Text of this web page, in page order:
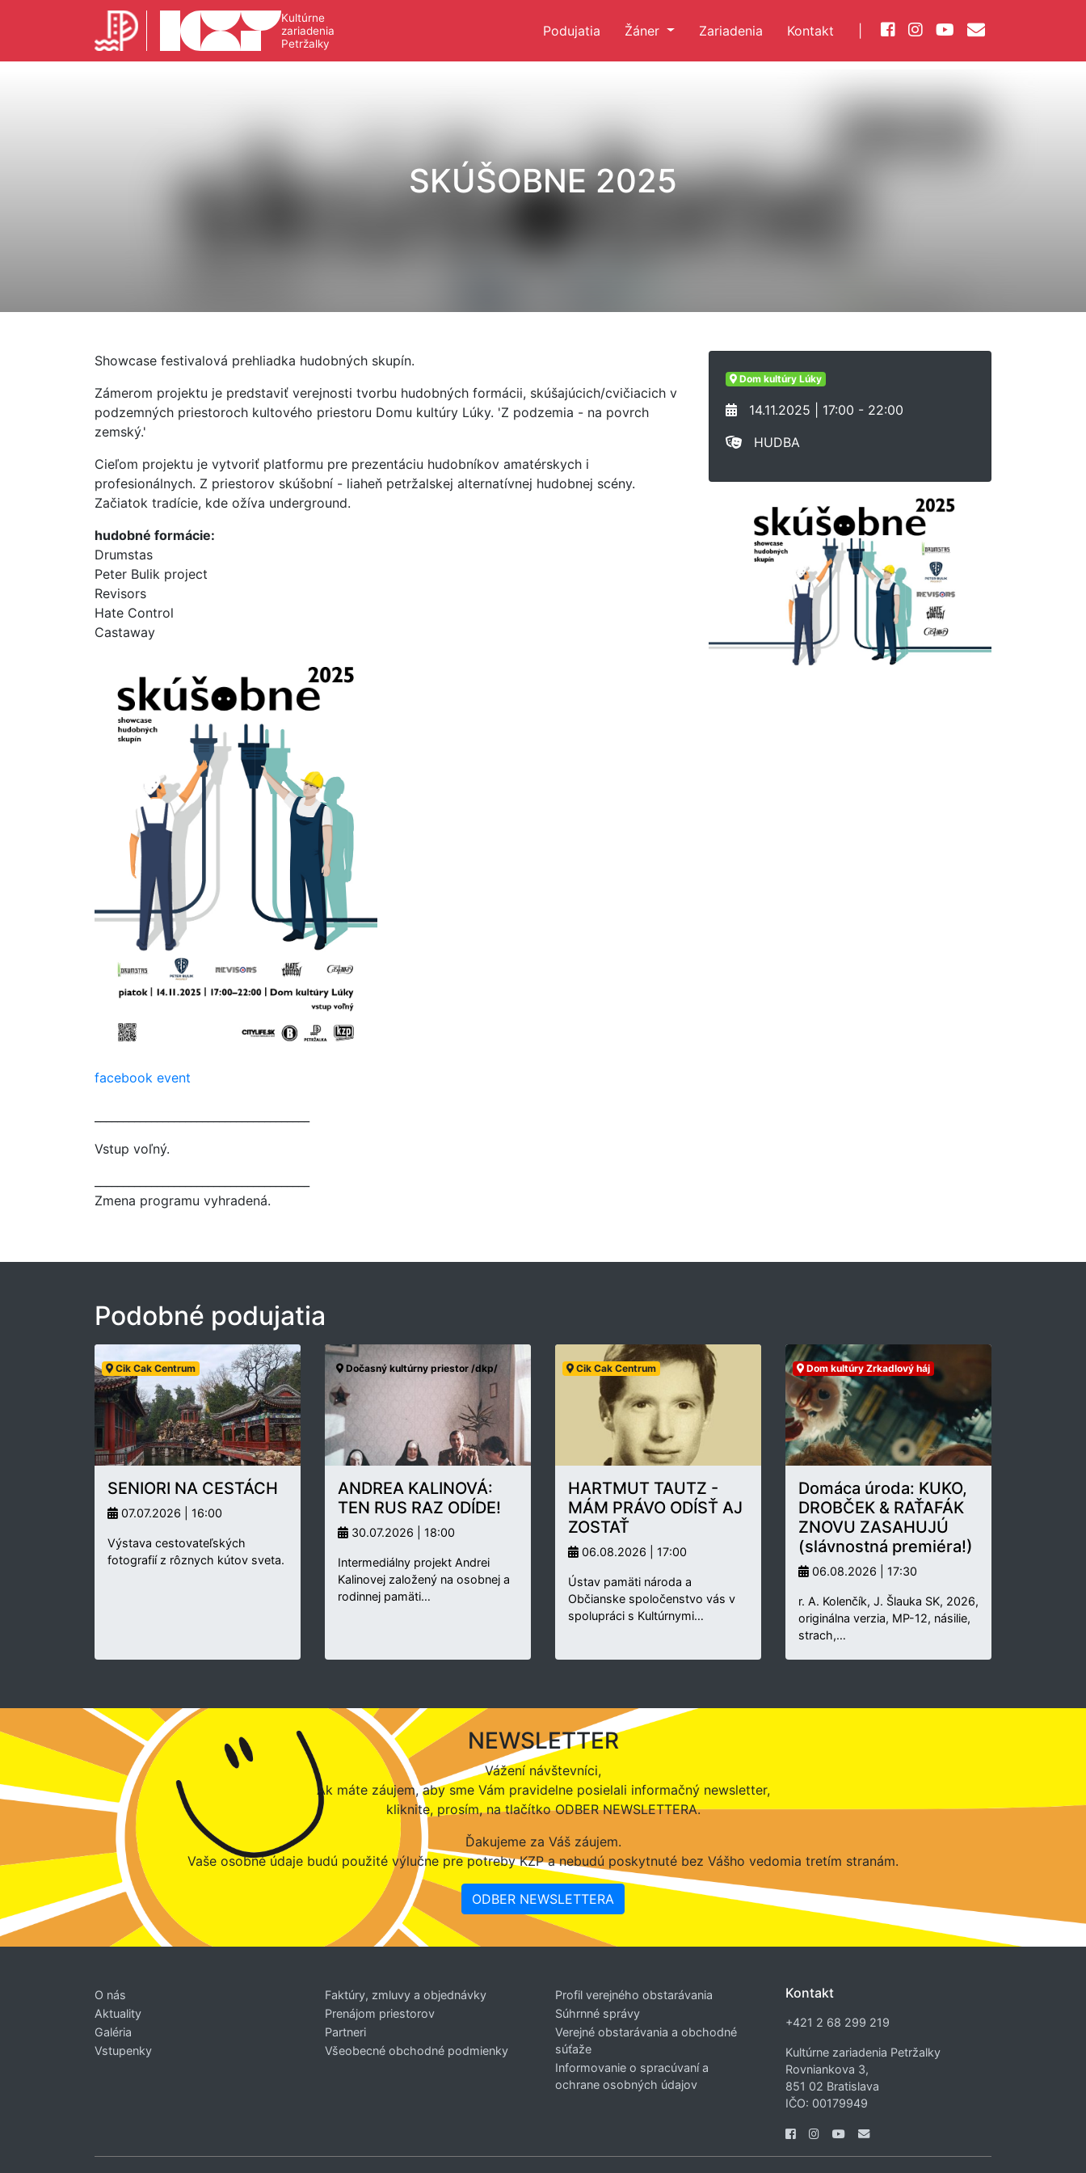
Kultúrne
zariadenia
Petržalky
Podujatia Žáner Zariadenia Kontakt
SKÚŠOBNE 2025
Showcase festivalová prehliadka hudobných skupín.
Zámerom projektu je predstaviť verejnosti tvorbu hudobných formácii, skúšajúcich/cvičiacich v
podzemných priestoroch kultového priestoru Domu kultúry Lúky. 'Z podzemia - na povrch
zemský.'
Cieľom projektu je vytvoriť platformu pre prezentáciu hudobníkov amatérskych i
profesionálnych. Z priestorov skúšobní - liaheň petržalskej alternatívnej hudobnej scény.
Začiatok tradície, kde ožíva underground.
hudobné formácie:
Drumstas
Peter Bulik project
Revisors
Hate Control
Castaway
facebook event
Vstup voľný.
Zmena programu vyhradená.
Dom kultúry Lúky
14.11.2025 | 17:00 - 22:00
HUDBA
Podobné podujatia
Cik Cak Centrum
SENIORI NA CESTÁCH
07.07.2026 | 16:00
Výstava cestovateľských
fotografií z rôznych kútov sveta.
Dočasný kultúrny priestor /dkp/
ANDREA KALINOVÁ:
TEN RUS RAZ ODÍDE!
30.07.2026 | 18:00
Intermediálny projekt Andrei
Kalinovej založený na osobnej a
rodinnej pamäti…
Cik Cak Centrum
HARTMUT TAUTZ -
MÁM PRÁVO ODÍSŤ AJ
ZOSTAŤ
06.08.2026 | 17:00
Ústav pamäti národa a
Občianske spoločenstvo vás v
spolupráci s Kultúrnymi…
Dom kultúry Zrkadlový háj
Domáca úroda: KUKO,
DROBČEK & RAŤAFÁK
ZNOVU ZASAHUJÚ
(slávnostná premiéra!)
06.08.2026 | 17:30
r. A. Kolenčík, J. Šlauka SK, 2026,
originálna verzia, MP-12, násilie,
strach,…
NEWSLETTER
Vážení návštevníci,
Ak máte záujem, aby sme Vám pravidelne posielali informačný newsletter,
kliknite, prosím, na tlačítko ODBER NEWSLETTERA.
Ďakujeme za Váš záujem.
Vaše osobné údaje budú použité výlučne pre potreby KZP a nebudú poskytnuté bez Vášho vedomia tretím stranám.
ODBER NEWSLETTERA
O nás
Aktuality
Galéria
Vstupenky
Faktúry, zmluvy a objednávky
Prenájom priestorov
Partneri
Všeobecné obchodné podmienky
Profil verejného obstarávania
Súhrnné správy
Verejné obstarávania a obchodné
súťaže
Informovanie o spracúvaní a
ochrane osobných údajov
Kontakt
+421 2 68 299 219
Kultúrne zariadenia Petržalky
Rovniankova 3,
851 02 Bratislava
IČO: 00179949